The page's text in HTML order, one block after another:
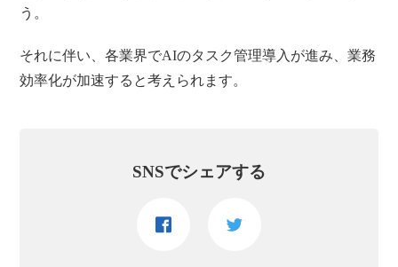
う。
それに伴い、各業界でAIのタスク管理導入が進み、業務
効率化が加速すると考えられます。
SNSでシェアする